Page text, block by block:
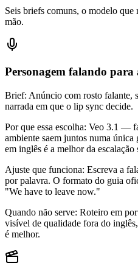
Seis briefs comuns, o modelo que
mão.
Personagem falando para
Brief: Anúncio com rosto falante,
narrada em que o lip sync decide.
Por que essa escolha: Veo 3.1 —
ambiente saem juntos numa
em inglês é a melhor da
Ajuste que funciona: Escreva a
por palavra. O formato do guia
"We have to leave now."
Quando não serve: Roteiro em
visível de qualidade fora do
é melhor.